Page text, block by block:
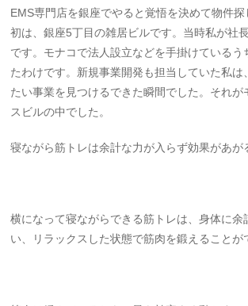
EMS専門店を銀座でやると覚悟を決めて物件
初は、銀座5丁目の雑居ビルです。当時私が社
です。モナコで法人設立などを手掛けているう
たわけです。新規事業開発も担当していた私は
たい事業を見つけるできた瞬間でした。それが
スビルの中でした。
寝ながら筋トレは余計な力が入らず効果があが
横になって寝ながらできる筋トレは、身体に余
い、リラックスした状態で筋肉を鍛えることが